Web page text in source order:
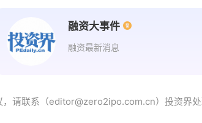
融资大事件
融资最新消息
，请联系（editor@zero2ipo.com.cn）投资界处